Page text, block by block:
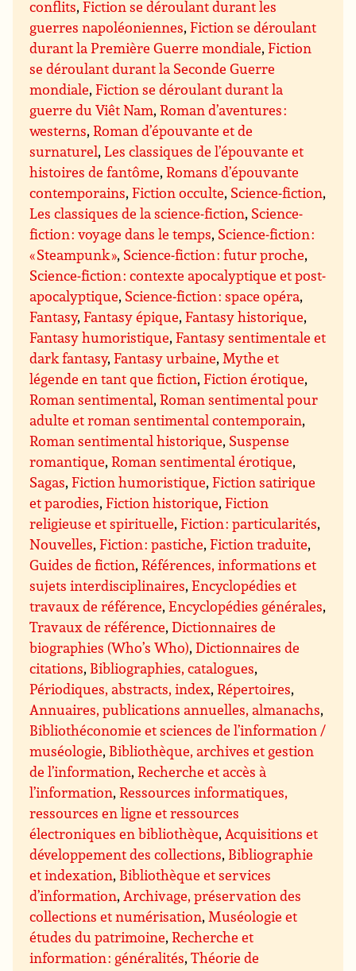
conflits,Fiction se déroulant durant les
guerres napoléoniennes,Fiction se déroulant
durant la Première Guerre mondiale,Fiction
se déroulant durant la Seconde Guerre
mondiale,Fiction se déroulant durant la
guerre du Viêt Nam,Roman d’aventures :
westerns,Roman d’épouvante et de
surnaturel,Les classiques de l’épouvante et
histoires de fantôme,Romans d’épouvante
contemporains,Fiction occulte, Science-fiction,
Les classiques de la science-fiction, Science-
fiction : voyage dans le temps, Science-fiction :
« Steampunk », Science-fiction : futur proche,
Science-fiction : contexte apocalyptique et post-
apocalyptique, Science-fiction : space opéra,
Fantasy,Fantasy épique,Fantasy historique,
Fantasy humoristique,Fantasy sentimentale et
dark fantasy,Fantasy urbaine,Mythe et
légende en tant que fiction,Fiction érotique,
Roman sentimental,Roman sentimental pour
adulte et roman sentimental contemporain,
Roman sentimental historique, Suspense
romantique,Roman sentimental érotique,
Sagas,Fiction humoristique,Fiction satirique
et parodies,Fiction historique,Fiction
religieuse et spirituelle,Fiction : particularités,
Nouvelles,Fiction : pastiche,Fiction traduite,
Guides de fiction,Références, informations et
sujets interdisciplinaires,Encyclopédies et
travaux de référence,Encyclopédies générales,
Travaux de référence,Dictionnaires de
biographies (Who’s Who),Dictionnaires de
citations, Bibliographies, catalogues,
Périodiques, abstracts, index,Répertoires,
Annuaires, publications annuelles, almanachs,
Bibliothéconomie et sciences de l’information /
muséologie, Bibliothèque, archives et gestion
de l’information,Recherche et accès à
l’information,Ressources informatiques,
ressources en ligne et ressources
électroniques en bibliothèque,Acquisitions et
développement des collections, Bibliographie
et indexation, Bibliothèque et services
d’information,Archivage, préservation des
collections et numérisation,Muséologie et
études du patrimoine,Recherche et
information : généralités,Théorie de